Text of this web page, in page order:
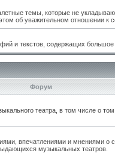
темы, которые не
об уважительном отношении к
и текстов, содержащих
Форум
театра, в том числе о
впечатлениями и мнениями о
музыкальных театров.